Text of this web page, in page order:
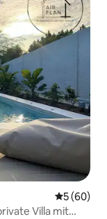
5 (60)
Villa mit